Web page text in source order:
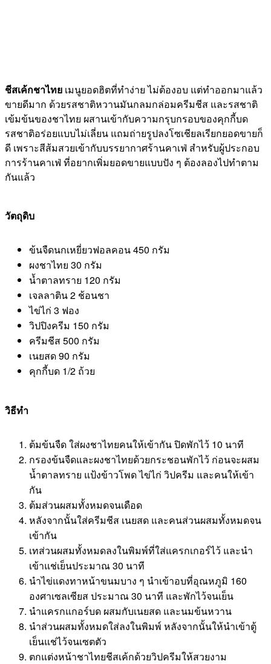
ชีสเค้กชาไทย เมนูยอดฮิตที่ทำง่าย ไม่ต้องอบ แต่ทำออกมาแล้ว
ขายดีมาก ด้วยรสชาติหวานมันกลมกล่อมครีมชีส และรสชาติ
เข้มข้นของชาไทย ผสานเข้ากับความกรุบกรอบของคุกกี้บด
รสชาติอร่อยแบบไม่เลี่ยน แถมถ่ายรูปลงโซเชียลเรียกยอดขายก็
ดี เพราะสีส้มสวยเข้ากับบรรยากาศร้านคาเฟ่ สำหรับผู้ประกอบ
การร้านคาเฟ่ ที่อยากเพิ่มยอดขายแบบปัง ๆ ต้องลองไปทำตาม
กันแล้ว
วัตถุดิบ
ข้นจืดนกเหยี่ยวฟอลคอน 450 กรัม
ผงชาไทย 30 กรัม
น้ำตาลทราย 120 กรัม
เจลลาติน 2 ช้อนชา
ไข่ไก่ 3 ฟอง
วิปปิงครีม 150 กรัม
ครีมชีส 500 กรัม
เนยสด 90 กรัม
คุกกี้บด 1/2 ถ้วย
วิธีทำ
ต้มข้นจืด ใส่ผงชาไทยคนให้เข้ากัน ปิดพักไว้ 10 นาที
กรองข้นจืดและผงชาไทยด้วยกระชอนพักไว้ ก่อนจะผสม
น้ำตาลทราย แป้งข้าวโพด ไข่ไก่ วิปครีม และคนให้เข้า
กัน
ต้มส่วนผสมทั้งหมดจนเดือด
หลังจากนั้นใส่ครีมชีส เนยสด และคนส่วนผสมทั้งหมดจน
เข้ากัน
เทส่วนผสมทั้งหมดลงในพิมพ์ที่ใส่แครกเกอร์ไว้ และนำ
เข้าแช่เย็นประมาณ 30 นาที
นำไข่แดงทาหน้าขนมบาง ๆ นำเข้าอบที่อุณหภูมิ 160
องศาเซลเซียส ประมาณ 30 นาที และพักไว้จนเย็น
นำแครกแกอร์บด ผสมกับเนยสด และนมข้นหวาน
นำส่วนผสมทั้งหมดใส่ลงในพิมพ์ หลังจากนั้นให้นำเข้าตู้
เย็นแช่ไว้จนเซตตัว
ตกแต่งหน้าชาไทยชีสเค้กด้วยวิปครีมให้สวยงาม